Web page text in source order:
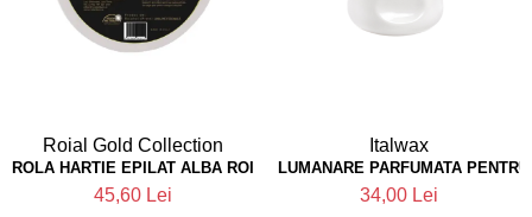
Roial Gold Collection
ROLA HARTIE EPILAT ALBA ROIAL GOLD COLLECTION ITALIA
45,60 Lei
Italwax
LUMANARE PARFUMATA
34,00 Lei